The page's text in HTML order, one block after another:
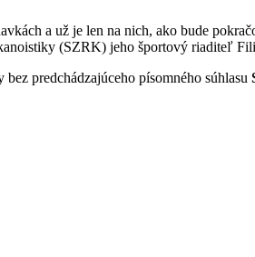
a už je len na nich, ako bude
(SZRK) jeho športový riaditeľ
predchádzajúceho písomného súhlasu